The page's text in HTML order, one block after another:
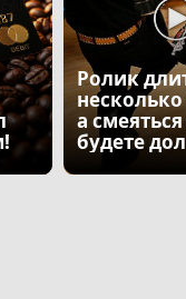
Ролик
а
будете